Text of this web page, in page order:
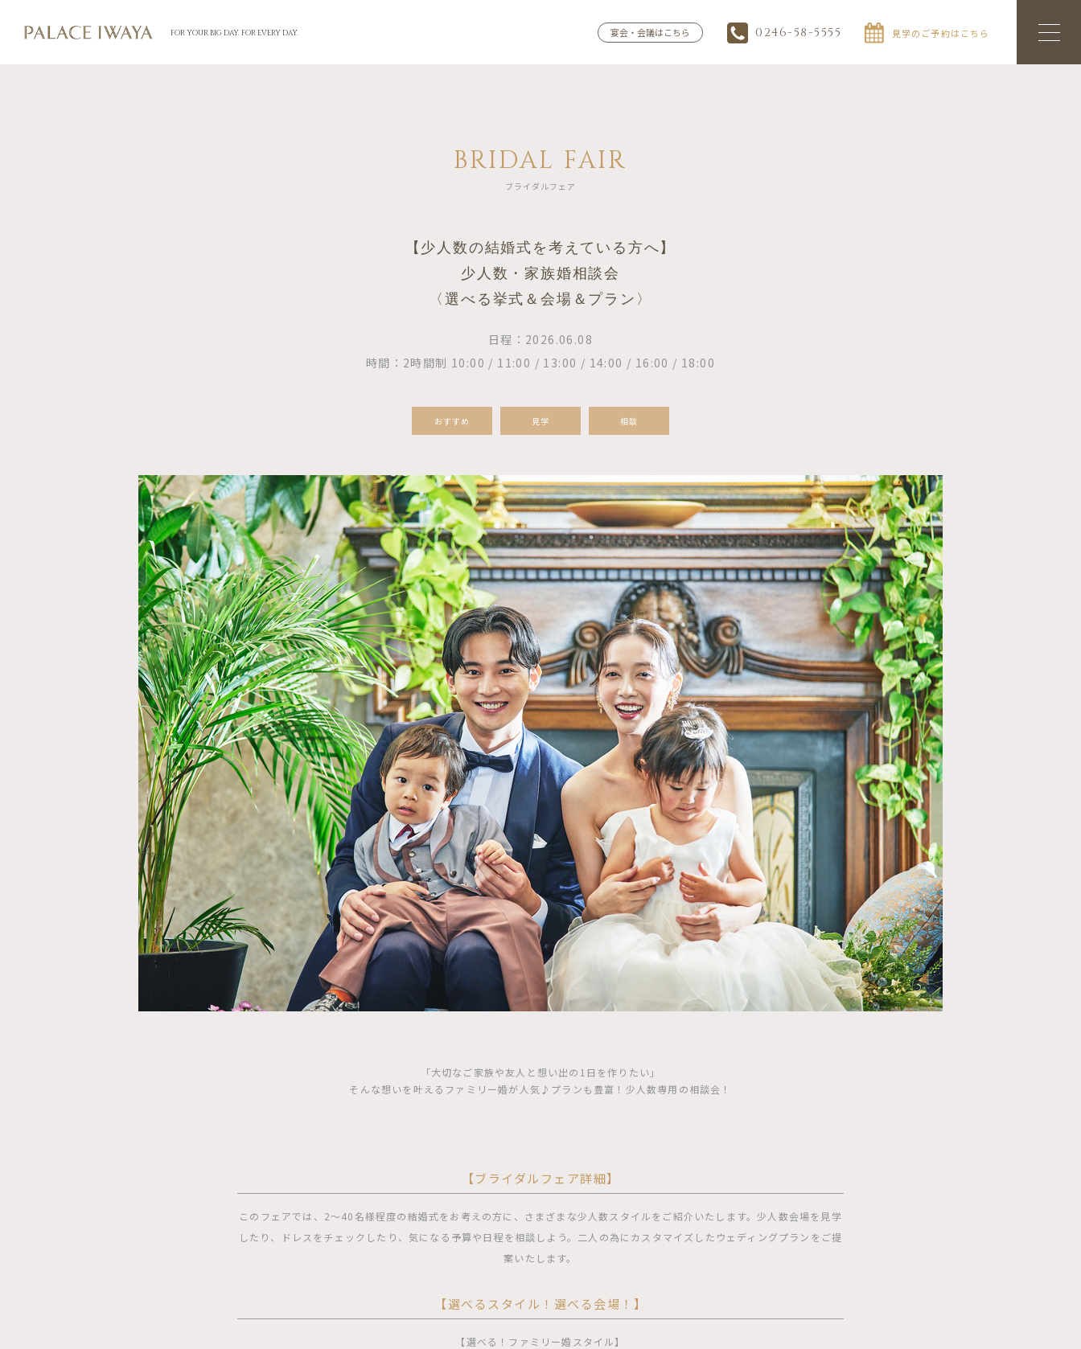
FOR YOUR BIG DAY. FOR EVERY DAY. 宴会・会議はこちら 0246-58-5555 見学のご予約はこちら
BRIDAL FAIR
ブライダルフェア
【少人数の結婚式を考えている方へ】
少人数・家族婚相談会
〈選べる挙式＆会場＆プラン〉
日程：2026.06.08
時間：2時間制 10:00 / 11:00 / 13:00 / 14:00 / 16:00 / 18:00
おすすめ 見学 相談
「大切なご家族や友人と想い出の1日を作りたい」
そんな想いを叶えるファミリー婚が人気♪プランも豊富！少人数専用の相談会！
【ブライダルフェア詳細】
このフェアでは、2〜40名様程度の結婚式をお考えの方に、さまざまな少人数スタイルをご紹介いたします。少人数会場を見学
したり、ドレスをチェックしたり、気になる予算や日程を相談しよう。二人の為にカスタマイズしたウェディングプランをご提
案いたします。
【選べるスタイル！選べる会場！】
【選べる！ファミリー婚スタイル】